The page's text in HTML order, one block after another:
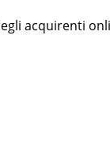
acquirenti